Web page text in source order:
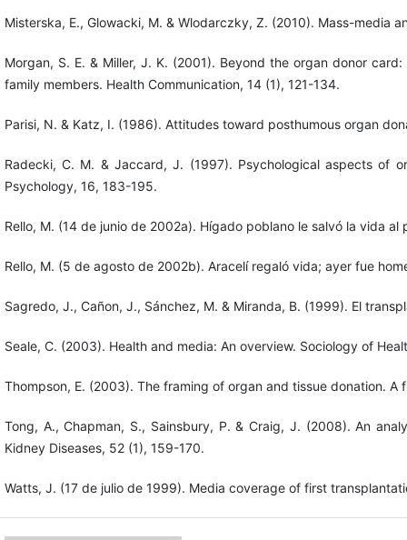
Misterska, E., Glowacki, M. & Wlodarczky, Z. (2010). Mass-media
Morgan, S. E. & Miller, J. K. (2001). Beyond the organ donor
family members. Health Communication, 14 (1), 121-134.
Parisi, N. & Katz, I. (1986). Attitudes toward posthumous organ
Radecki, C. M. & Jaccard, J. (1997). Psychological aspects of
Psychology, 16, 183-195.
Rello, M. (14 de junio de 2002a). Hígado poblano le salvó la vida
Rello, M. (5 de agosto de 2002b). Aracelí regaló vida; ayer fue
Sagredo, J., Cañon, J., Sánchez, M. & Miranda, B. (1999). El
Seale, C. (2003). Health and media: An overview. Sociology of
Thompson, E. (2003). The framing of organ and tissue donation. A
Tong, A., Chapman, S., Sainsbury, P. & Craig, J. (2008). An
Kidney Diseases, 52 (1), 159-170.
Watts, J. (17 de julio de 1999). Media coverage of first